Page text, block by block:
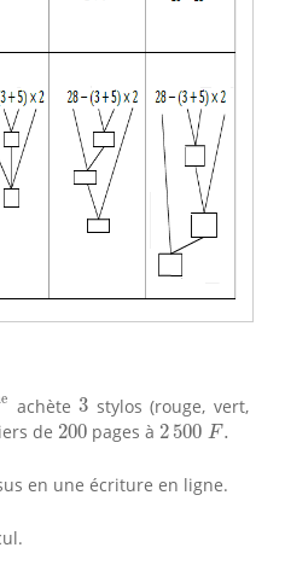
achète3
3 stylos (rouge, vert,
de 200
200pages à 2 500 F.
2500 F.
en une écriture en ligne.